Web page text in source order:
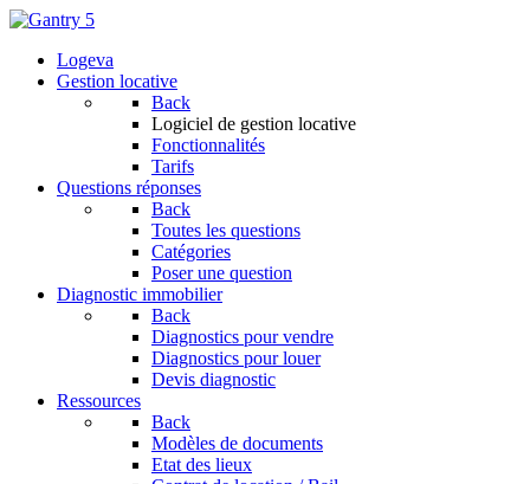
Logeva
Gestion locative
Back
Logiciel de gestion locative
Fonctionnalités
Tarifs
Questions réponses
Back
Toutes les questions
Catégories
Poser une question
Diagnostic immobilier
Back
Diagnostics pour vendre
Diagnostics pour louer
Devis diagnostic
Ressources
Back
Modèles de documents
Etat des lieux